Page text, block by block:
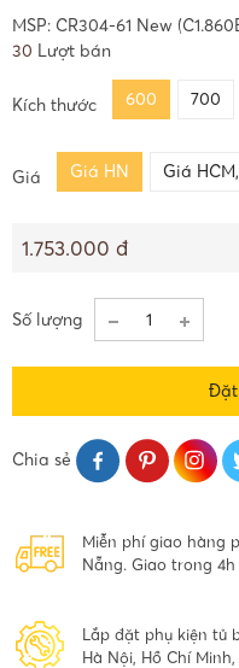
MSP: CR304-61 New
30 Lượt bán
Kích thước 600 700
Giá Giá HN Giá
1.753.000 đ
Số lượng
Đặt
Chia sẻ
Miễn phí giao hàng
Nẵng. Giao trong 4h
Lắp đặt phụ kiện tủ
Hà Nội, Hồ Chí